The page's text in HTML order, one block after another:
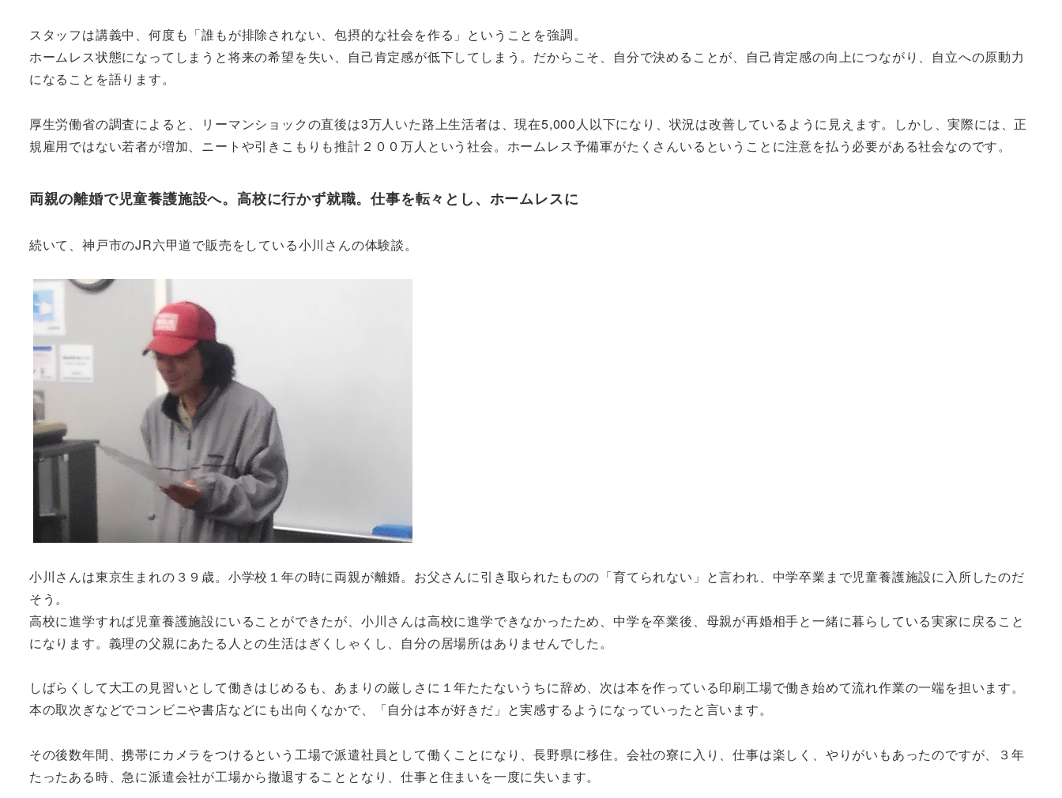
スタッフは講義中、何度も「誰もが排除されない、包摂的な社会を作る」ということを強調。
ホームレス状態になってしまうと将来の希望を失い、自己肯定感が低下してしまう。だからこそ、自分で決めることが、自己肯定感の向上につながり、自立への原動力
になることを語ります。
厚生労働省の調査によると、リーマンショックの直後は3万人いた路上生活者は、現在5,000人以下になり、状況は改善しているように見えます。しかし、実際には、正
規雇用ではない若者が増加、ニートや引きこもりも推計２００万人という社会。ホームレス予備軍がたくさんいるということに注意を払う必要がある社会なのです。
両親の離婚で児童養護施設へ。高校に行かず就職。仕事を転々とし、ホームレスに
続いて、神戸市のJR六甲道で販売をしている小川さんの体験談。
小川さんは東京生まれの３９歳。小学校１年の時に両親が離婚。お父さんに引き取られたものの「育てられない」と言われ、中学卒業まで児童養護施設に入所したのだ
そう。
高校に進学すれば児童養護施設にいることができたが、小川さんは高校に進学できなかったため、中学を卒業後、母親が再婚相手と一緒に暮らしている実家に戻ること
になります。義理の父親にあたる人との生活はぎくしゃくし、自分の居場所はありませんでした。
しばらくして大工の見習いとして働きはじめるも、あまりの厳しさに１年たたないうちに辞め、次は本を作っている印刷工場で働き始めて流れ作業の一端を担います。
本の取次ぎなどでコンビニや書店などにも出向くなかで、「自分は本が好きだ」と実感するようになっていったと言います。
その後数年間、携帯にカメラをつけるという工場で派遣社員として働くことになり、長野県に移住。会社の寮に入り、仕事は楽しく、やりがいもあったのですが、３年
たったある時、急に派遣会社が工場から撤退することとなり、仕事と住まいを一度に失います。